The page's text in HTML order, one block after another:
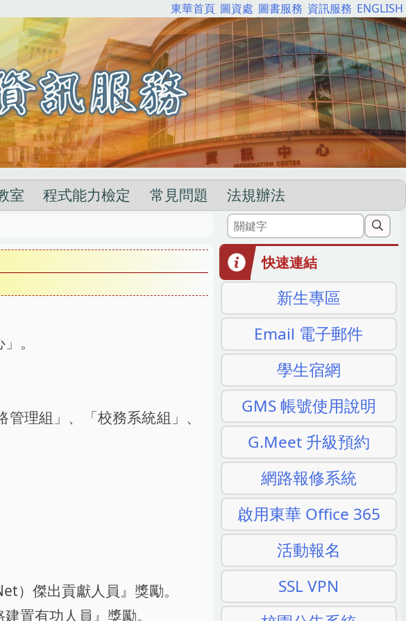
東華首頁 圖資處 圖書服務 資訊服務 ENGLISH
室 程式能力檢定 常見問題 法規辦法
。
理組」、「校務系統組」、
）傑出貢獻人員』獎勵。
置有功人員』獎勵。
快速連結
新生專區
Email 電子郵件
學生宿網
GMS 帳號使用說明
G.Meet 升級預約
網路報修系統
啟用東華 Office 365
活動報名
SSL VPN